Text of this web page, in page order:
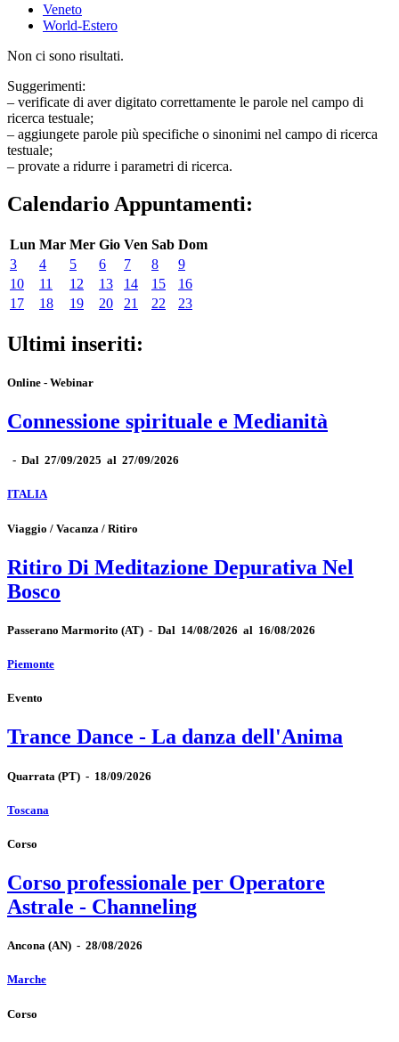
Veneto
World-Estero
Non ci sono risultati.
Suggerimenti:
– verificate di aver digitato correttamente le parole nel campo di
ricerca testuale;
– aggiungete parole più specifiche o sinonimi nel campo di ricerca
testuale;
– provate a ridurre i parametri di ricerca.
Calendario Appuntamenti:
Lun Mar Mer Gio Ven Sab Dom
3
4 5 6 7 8
9
10
11 12 13 14 15
16
17
18 19 20 21 22 23
Ultimi inseriti:
Online - Webinar
Connessione spirituale e Medianità
- Dal 27/09/2025 al 27/09/2026
ITALIA
Viaggio / Vacanza / Ritiro
Ritiro Di Meditazione Depurativa Nel
Bosco
Passerano Marmorito (AT) - Dal 14/08/2026 al 16/08/2026
Piemonte
Evento
Trance Dance - La danza dell'Anima
Quarrata (PT) - 18/09/2026
Toscana
Corso
Corso professionale per Operatore
Astrale - Channeling
Ancona (AN) - 28/08/2026
Marche
Corso